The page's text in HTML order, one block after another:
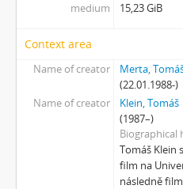
[Subseries] Ecopoiesis
[Subseries] Jak natáčet
[Subseries] A Memoir
[Subseries] Nadějní návštěvníci a
[Subseries] Polní lékař
[Subseries] Ruvja a
[Subseries] Krajina
[Subseries] Říká se,
[Subseries] Ke
medium
15,23 GiB
Context area
Name of creator
Merta,
(22.01.1988-)
Name of creator
Klein, Tomáš
(1987–)
Biographical
Tomáš Klein
film na
následně